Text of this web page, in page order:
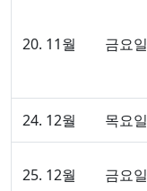
20. 11월 금요일
24. 12월 목요일
25. 12월 금요일